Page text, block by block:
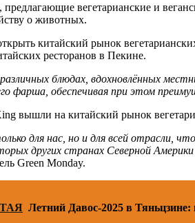
вегетарианские и
о животных.
китайский рынок
ресторанов в Пекине.
различных блюдах, вдохновлённых
фарша, обеспечивая при этом
вышли на китайский рынок
для нас, но и для всей отрасли,
других странах Северной
Green Monday.
Летний Давос-2025 в Тяньцзине: